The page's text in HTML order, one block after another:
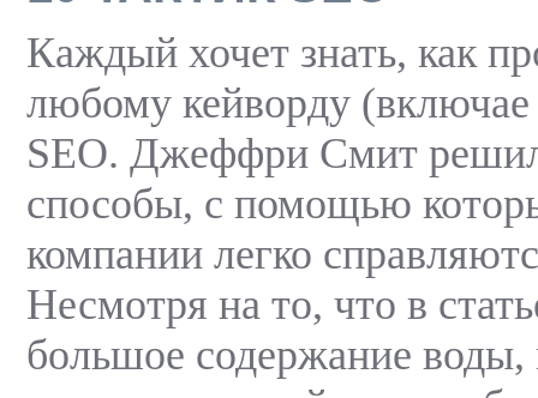
Каждый хочет знать, как
любому кейворду
SEO. Джеффри Смит
способы, с помощью
компании легко
Несмотря на то, что в
большое содержание воды,